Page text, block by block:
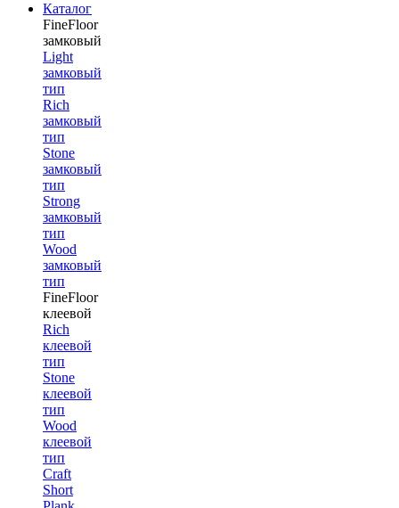
Каталог
FineFloor
замковый
Light
замковый
тип
Rich
замковый
тип
Stone
замковый
тип
Strong
замковый
тип
Wood
замковый
тип
FineFloor
клеевой
Rich
клеевой
тип
Stone
клеевой
тип
Wood
клеевой
тип
Craft
Short